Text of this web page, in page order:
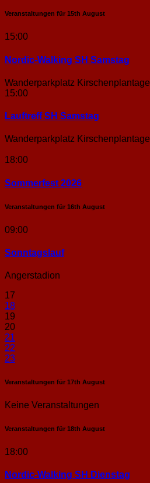
Veranstaltungen für 15th August
15:00
Nordic-Walking SH Samstag
Wanderparkplatz Kirschenplantage
15:00
Lauftreff SH Samstag
Wanderparkplatz Kirschenplantage
18:00
Sommerfest 2026
Veranstaltungen für 16th August
09:00
Sonntags­lauf
Angerstadion
17
18
19
20
21
22
23
Veranstaltungen für 17th August
Keine Veranstaltungen
Veranstaltungen für 18th August
18:00
Nordic-Walking SH Dienstag